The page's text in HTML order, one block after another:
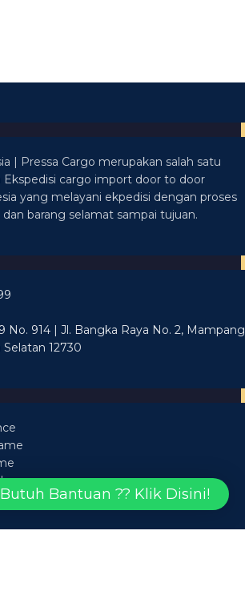
| Pressa Cargo merupakan salah satu
Ekspedisi cargo import door to door
yang melayani ekpedisi dengan proses
barang selamat sampai tujuan.
No. 914 | Jl. Bangka Raya No. 2, Mampang
12730
Butuh Bantuan ?? Klik Disini!